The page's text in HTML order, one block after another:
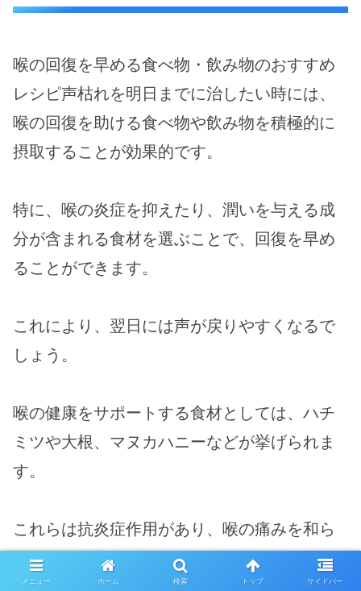
喉の回復を早める食べ物・飲み物のおすすめ
レシピ声枯れを明日までに治したい時には、
喉の回復を助ける食べ物や飲み物を積極的に
摂取することが効果的です。
特に、喉の炎症を抑えたり、潤いを与える成
分が含まれる食材を選ぶことで、回復を早め
ることができます。
これにより、翌日には声が戻りやすくなるで
しょう。
喉の健康をサポートする食材としては、ハチ
ミツや大根、マヌカハニーなどが挙げられま
す。
これらは抗炎症作用があり、喉の痛みを和ら
げる効果が期待できます。
メニュー ホーム 検索 トップ サイドバー